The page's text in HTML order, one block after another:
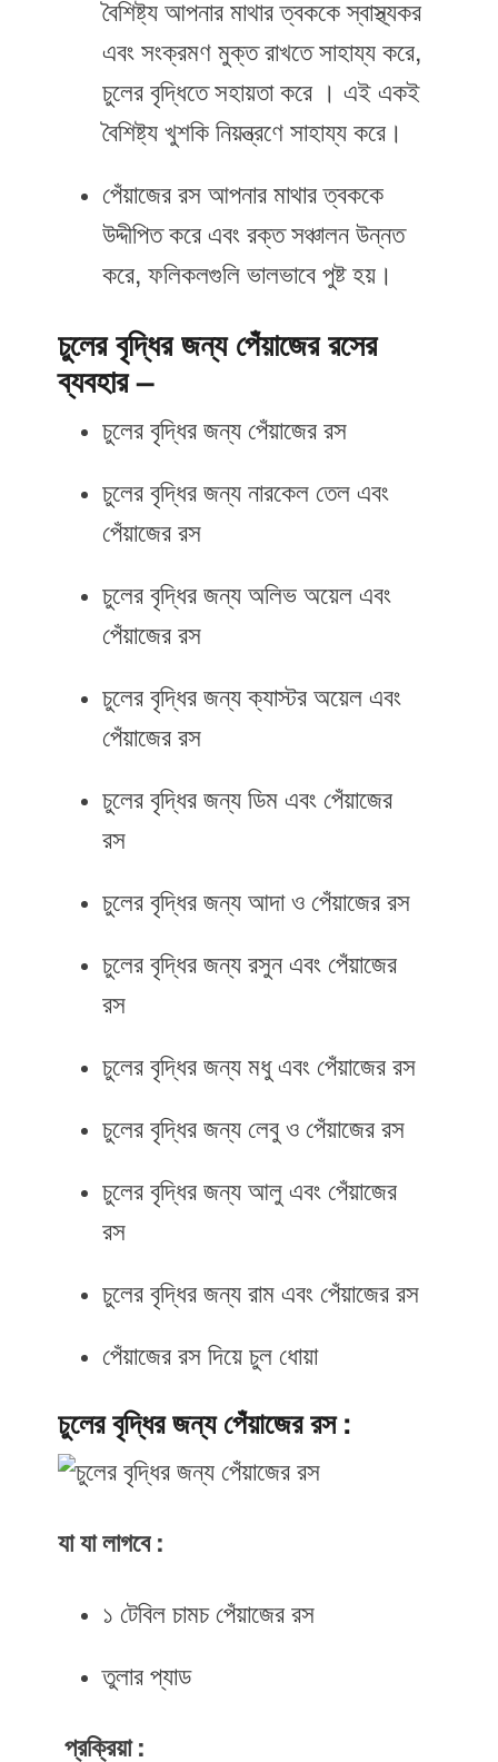
বৈশিষ্ট্য আপনার মাথার ত্বককে স্বাস্থ্যকর
এবং সংক্রমণ মুক্ত রাখতে সাহায্য করে,
চুলের বৃদ্ধিতে সহায়তা করে । এই একই
বৈশিষ্ট্য খুশকি নিয়ন্ত্রণে সাহায্য করে।
পেঁয়াজের রস আপনার মাথার ত্বককে
উদ্দীপিত করে এবং রক্ত ​​সঞ্চালন উন্নত
করে, ফলিকলগুলি ভালভাবে পুষ্ট হয়।
চুলের বৃদ্ধির জন্য পেঁয়াজেররসের
ব্যবহার –
চুলের বৃদ্ধির জন্য পেঁয়াজের রস
চুলের বৃদ্ধির জন্য নারকেল তেল এবং
পেঁয়াজের রস
চুলের বৃদ্ধির জন্য অলিভ অয়েল এবং
পেঁয়াজের রস
চুলের বৃদ্ধির জন্য ক্যাস্টর অয়েল এবং
পেঁয়াজের রস
চুলের বৃদ্ধির জন্য ডিম এবং পেঁয়াজের
রস
চুলের বৃদ্ধির জন্য আদা ও পেঁয়াজের রস
চুলের বৃদ্ধির জন্য রসুন এবং পেঁয়াজের
রস
চুলের বৃদ্ধির জন্য মধু এবং পেঁয়াজের রস
চুলের বৃদ্ধির জন্য লেবু ও পেঁয়াজের রস
চুলের বৃদ্ধির জন্য আলু এবং পেঁয়াজের
রস
চুলের বৃদ্ধির জন্য রাম এবং পেঁয়াজের রস
পেঁয়াজের রস দিয়ে চুল ধোয়া
চুলের বৃদ্ধির জন্য পেঁয়াজের রস :
যা যা লাগবে :
১ টেবিল চামচ পেঁয়াজের রস
তুলার প্যাড
প্রক্রিয়া :